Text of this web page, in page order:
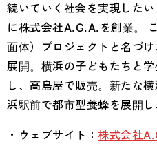
続いていく社会を実現した
に株式会社A.G.A.を創業。
面体）プロジェクトと名づ
展開。横浜の子どもたちと
し、高島屋で販売。新たな
浜駅前で都市型養蜂を展開し
・ウェブサイト： 株式会社